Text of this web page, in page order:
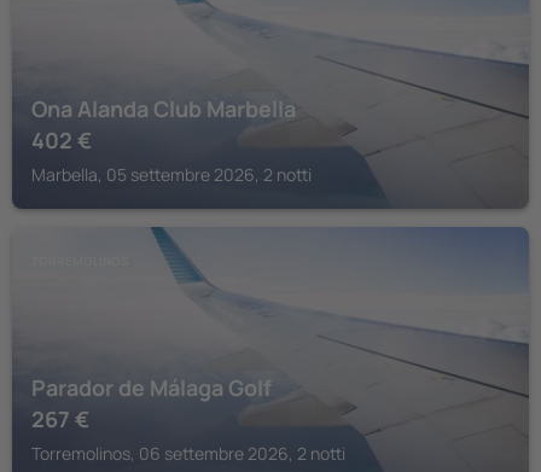
Ona Alanda Club Marbella
402 €
Marbella, 05 settembre 2026, 2 notti
Parador de Málaga Golf
267 €
Torremolinos, 06 settembre 2026, 2 notti